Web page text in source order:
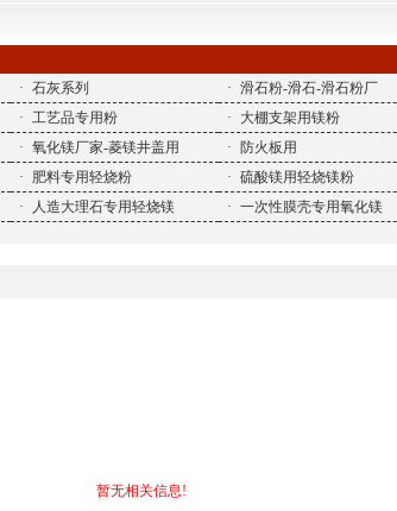
· 石灰系列 · 滑石粉-滑石-滑石粉厂
· 工艺品专用粉 · 大棚支架用镁粉
· 氧化镁厂家-菱镁井盖用 · 防火板用
· 肥料专用轻烧粉 · 硫酸镁用轻烧镁粉
· 人造大理石专用轻烧镁 · 一次性膜壳专用氧化镁
暂无相关信息!